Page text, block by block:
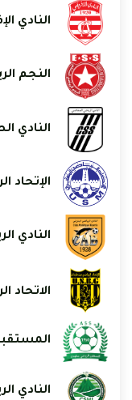
النادي
النجم
النادي
الإتحاد
النادي
الاتحاد
النادي